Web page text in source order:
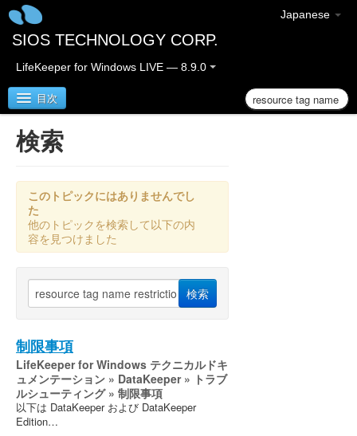
Japanese
SIOS TECHNOLOGY CORP.
LifeKeeper for Windows LIVE — 8.9.0
目次
LifeKeeper for Windows
LifeKeeper for Windows リリースノート
LifeKeeper for Windows クイックスタートガイド
について
LifeKeeper for Windows テクニカルドキュメンテーショ
ン
総合メッセージカタログ
検索
このトピックにはありませんでし
た
他のトピックを検索して以下の内
容を見つけました
制限事項
LifeKeeper for Windows テクニカルドキ
ュメンテーション » DataKeeper » トラブ
ルシューティング » 制限事項
以下は DataKeeper および DataKeeper
Edition…